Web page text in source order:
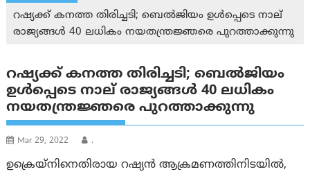
റഷ്യക്ക് കനത്ത തിരിച്ചടി; ബെൽജിയം ഉൾപ്പെടെ നാല്
രാജ്യങ്ങൾ 40 ലധികം നയതന്ത്രജ്ഞരെ പുറത്താക്കുന്നു
റഷ്യക്ക് കനത്ത തിരിച്ചടി; ബെൽജിയം
ഉൾപ്പെടെ നാല് രാജ്യങ്ങൾ 40 ലധികം
നയതന്ത്രജ്ഞരെ പുറത്താക്കുന്നു
Mar 29, 2022 .
ഉക്രെയ്നിനെതിരായ റഷ്യൻ ആക്രമണത്തിനിടയിൽ,